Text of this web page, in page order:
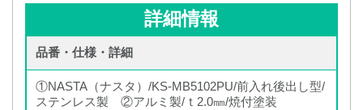
詳細情報
品番・仕様・詳細
①NASTA（ナスタ）/KS-MB5102PU/前入れ後出し型/
ステンレス製 ②アルミ製/ｔ2.0㎜/焼付塗装